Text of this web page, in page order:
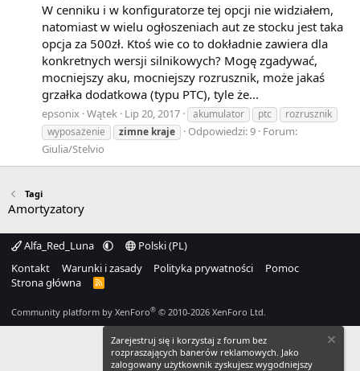
W cenniku i w konfiguratorze tej opcji nie widziałem,
natomiast w wielu ogłoszeniach aut ze stocku jest taka
opcja za 500zł. Ktoś wie co to dokładnie zawiera dla
konkretnych wersji silnikowych? Mogę zgadywać,
mocniejszy aku, mocniejszy rozrusznik, może jakaś
grzałka dodatkowa (typu PTC), tyle że...
epsonix Wątek Lip 20, 2017 akumulator ptc
rozrusznik
wyposażenie
zimne kraje Odpowiedzi: 9 Forum:
Giulia/Stelvio
Tagi
Amortyzatory
Alfa_Red_Luna
Polski (PL)
Kontakt
Warunki i zasady Polityka prywatności
Pomoc
Strona główna
R
Community platform by XenForo® © 2010-2026 XenForo Ltd.
Zarejestruj się i korzystaj z forum bez
rozpraszających banerów reklamowych. Jako
zalogowany użytkownik zyskujesz wygodniejszy